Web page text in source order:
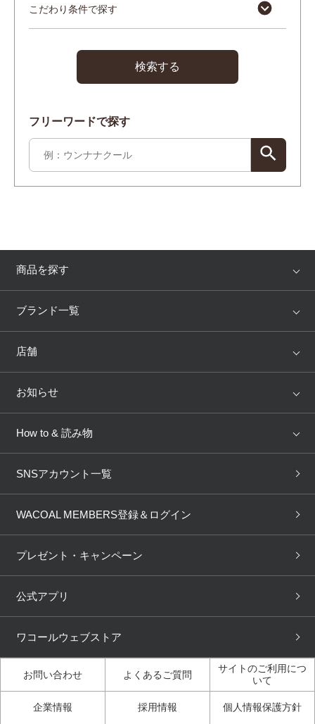
こだわり条件で探す
検索する
フリーワードで探す
商品を探す
アイテム
トピックス
ブランド一覧
WACOAL
AMPHI une nana cool
OUR WACOAL
WACOAL Remamma Mens Innerwear
Licensed Brands
店舗
店舗を探す
ブラ無料診断
3Dボディスキャン
お知らせ
新着情報
商品回収
ニュース＆トピックス
How to & 読み物
下着の基礎知識
ブラパン ワコールスタイル
大人の工場見学inベトナム
人間科学研究開発センター見
学
ガイド（マンガ）
3Dボディスキャン体験（マ
SNSアカウント一覧
WACOAL MEMBERS登録＆ログイン
プレゼント・キャンペーン
公式アプリ
ワコールウェブストア
お問い合わせ よくあるご質問
サイトのご利用につ
いて
企業情報 採用情報 個人情報保護方針